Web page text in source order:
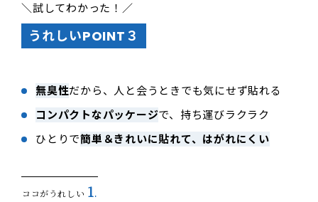
＼試してわかった！／
うれしいPOINT３
無臭性だから、人と会うときでも気にせず貼れる
コンパクトなパッケージで、持ち運びラクラク
ひとりで簡単＆きれいに貼れて、はがれにくい
ココがうれしい 1.